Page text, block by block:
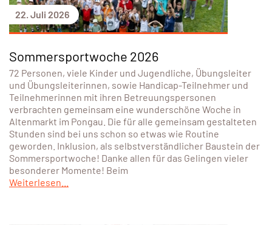
22. Juli 2026
Sommersportwoche 2026
72 Personen, viele Kinder und Jugendliche, Übungsleiter
und Übungsleiterinnen, sowie Handicap-Teilnehmer und
Teilnehmerinnen mit ihren Betreuungspersonen
verbrachten gemeinsam eine wunderschöne Woche in
Altenmarkt im Pongau. Die für alle gemeinsam gestalteten
Stunden sind bei uns schon so etwas wie Routine
geworden. Inklusion, als selbstverständlicher Baustein der
Sommersportwoche! Danke allen für das Gelingen vieler
besonderer Momente! Beim
Weiterlesen...